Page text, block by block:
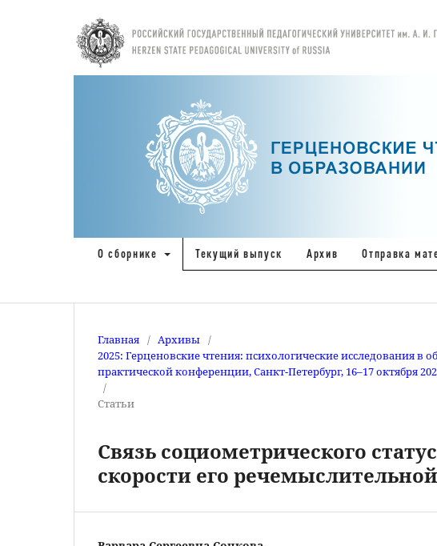
О сборнике Текущий выпуск Архив Отправка
Главная / Архивы /
2025: Герценовские чтения: психологические исследования
практической конференции, Санкт-Петербург, 16–17 октября
/
Статьи
Связь социометрического
скорости его